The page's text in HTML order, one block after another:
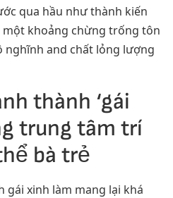
qua hầu như thành kiến
một khoảng chừng trống tôn
and chất lỏng lượng
thành ‘gái
trung tâm trí
bà trẻ
gái xinh làm mang lại khá